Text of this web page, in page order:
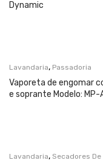
Dynamic
Lavandaria, Passadoria
Vaporeta de engomar
e soprante Modelo: MP-
Lavandaria, Secadores